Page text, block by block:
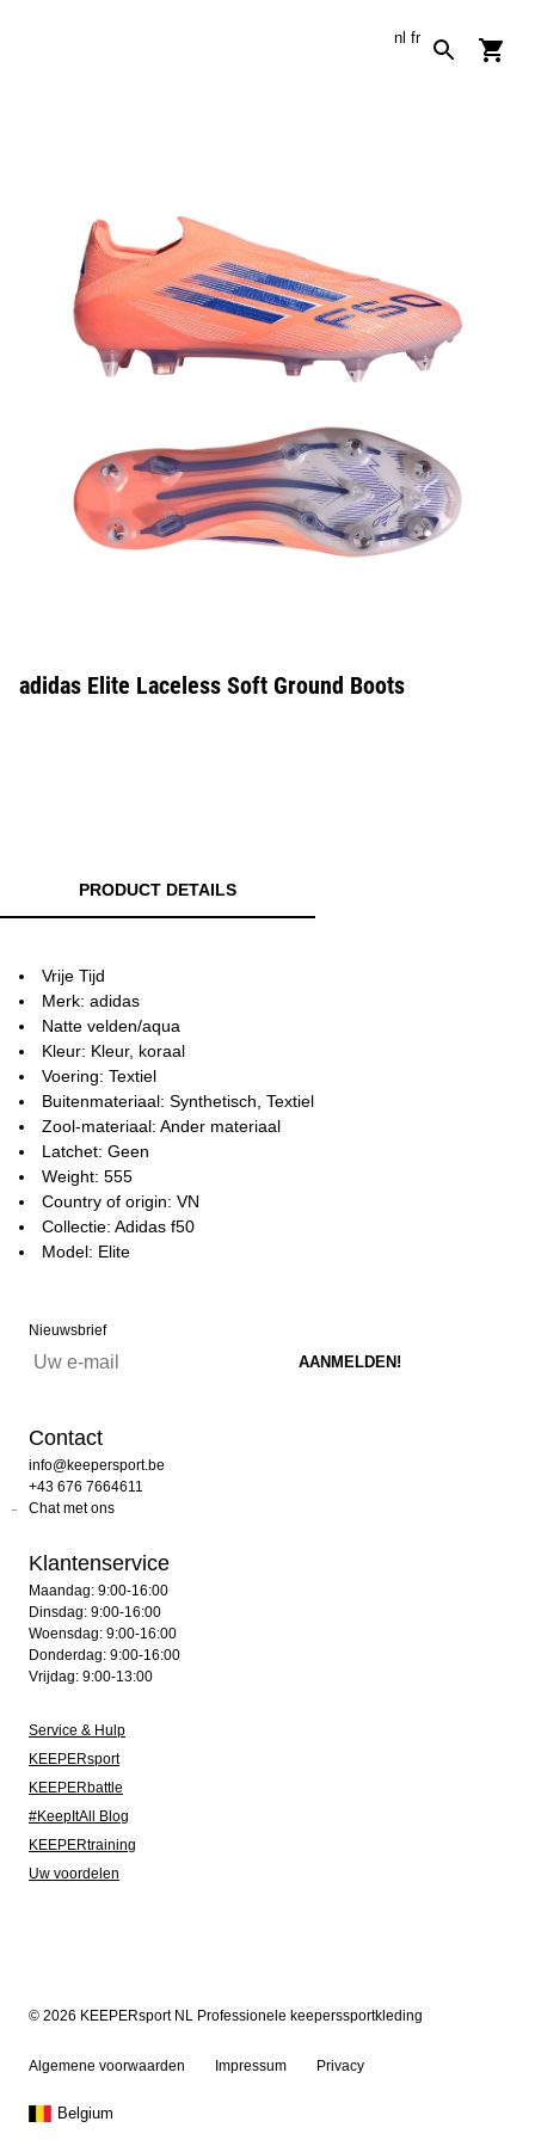
nl fr
adidas Elite Laceless Soft Ground Boots
PRODUCT DETAILS
Vrije Tijd
Merk: adidas
Natte velden/aqua
Kleur: Kleur, koraal
Voering: Textiel
Buitenmateriaal: Synthetisch, Textiel
Zool-materiaal: Ander materiaal
Latchet: Geen
Weight: 555
Country of origin: VN
Collectie: Adidas f50
Model: Elite
Nieuwsbrief
Contact
info@keepersport.be
+43 676 7664611
Chat met ons
Klantenservice
Maandag: 9:00-16:00
Dinsdag: 9:00-16:00
Woensdag: 9:00-16:00
Donderdag: 9:00-16:00
Vrijdag: 9:00-13:00
Service & Hulp
KEEPERsport
KEEPERbattle
#KeepItAll Blog
KEEPERtraining
Uw voordelen
© 2026 KEEPERsport NL Professionele keeperssportkleding
Algemene voorwaarden Impressum Privacy
Belgium